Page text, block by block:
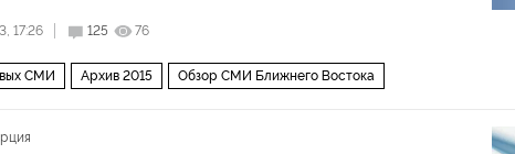
17:26 125 76
СМИ Архив 2015 Обзор СМИ Ближнего Востока